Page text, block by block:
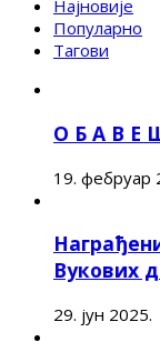
Најновије
Популарно
Тагови
О Б А В Е
19. фебруар
Вукових
29. јун 2025.